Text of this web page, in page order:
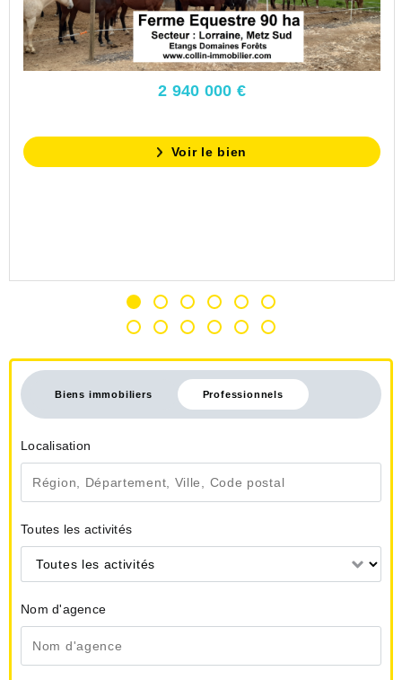
2 940 000 €
Voir le bien
Biens immobiliers Professionnels
Localisation
Toutes les activités
Toutes les activités
Nom d'agence